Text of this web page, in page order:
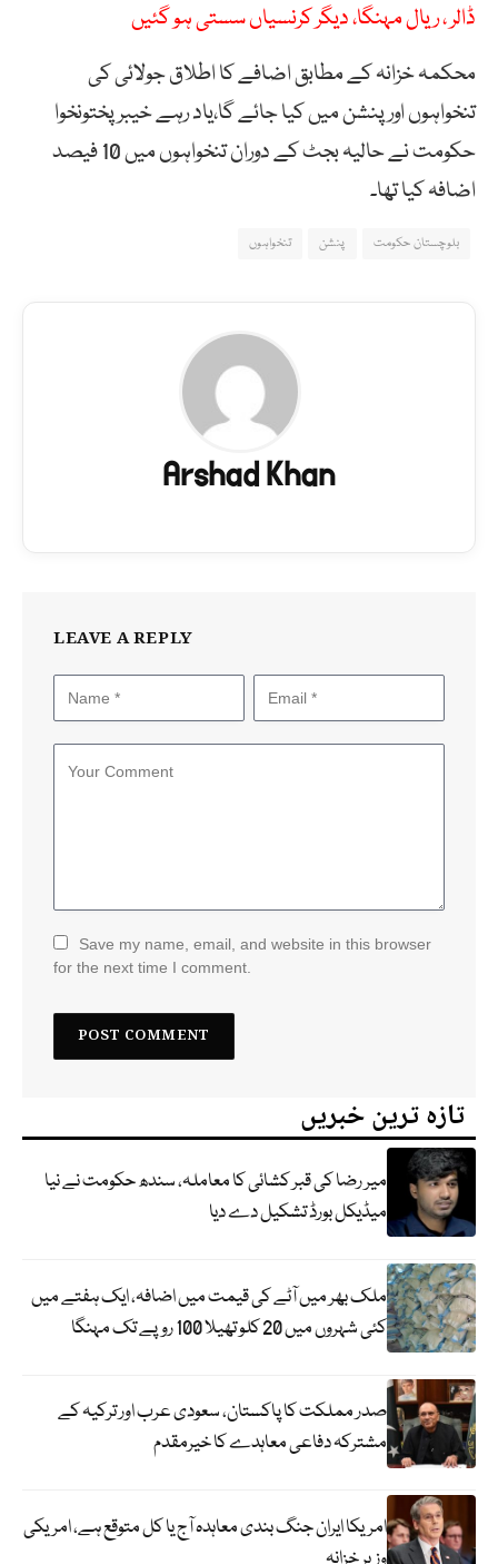
ڈالر ، ریال مہنگا، دیگر کرنسیاں سستی ہو گئیں
محکمہ خزانہ کے مطابق اضافے کا اطلاق جولائی کی
تنخواہوں اور پنشن میں کیا جائے گا،یاد رہے خیبرپختونخوا
حکومت نے حالیہ بجٹ کے دوران تنخواہوں میں 10 فیصد
اضافہ کیا تھا۔
بلوچستان حکومت پنشن تنخواہوں
Arshad Khan
LEAVE A REPLY
Save my name, email, and website in this browser
for the next time I comment.
تازہ ترین خبریں
میر رضا کی قبر کشائی کا معاملہ، سندھ حکومت نے نیا
میڈیکل بورڈ تشکیل دے دیا
ملک بھر میں آٹے کی قیمت میں اضافہ، ایک ہفتے میں
کئی شہروں میں 20 کلو تھیلا 100 روپے تک مہنگا
صدر مملکت کا پاکستان، سعودی عرب اور ترکیہ کے
مشترکہ دفاعی معاہدے کا خیرمقدم
امریکا ایران جنگ بندی معاہدہ آج یا کل متوقع ہے، امریکی